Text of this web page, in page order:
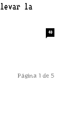
la
40
Página 1 de 5